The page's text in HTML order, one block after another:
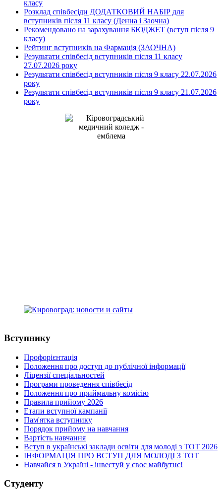
класу
Розклад співбесіди ДОДАТКОВИЙ НАБІР для
вступників після 11 класу (Денна і Заочна)
Рекомендовано на зарахування БЮДЖЕТ (вступ після 9
класу)
Рейтинг вступників на Фармація (ЗАОЧНА)
Результати співбесід вступників після 11 класу
27.07.2026 року
Результати співбесід вступників після 9 класу 22.07.2026
року
Результати співбесід вступників після 9 класу 21.07.2026
року
Вступнику
Профорієнтація
Положення про доступ до публічної інформації
Ліцензії спеціальностей
Програми проведення співбесід
Положення про приймальну комісію
Правила прийому 2026
Етапи вступної кампанії
Пам'ятка вступнику
Порядок прийому на навчання
Вартість навчання
Вступ в українські заклади освіти для молоді з ТОТ 2026
ІНФОРМАЦІЯ ПРО ВСТУП ДЛЯ МОЛОДІ З ТОТ
Навчайся в Україні - інвестуй у своє майбутнє!
Студенту